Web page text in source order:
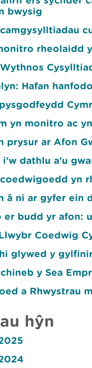
bwysig
rheolaidd
Hafan
yn monitro ac
prysur ar Afon
i'w dathlu a'u
yn
â ni ar gyfer ein
er budd yr afon:
Coedwig
glywed y
y Sea
a Rhwystrau
hŷn